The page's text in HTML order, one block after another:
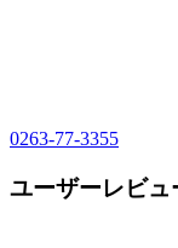
0263-77-3355
ユーザーレビュ